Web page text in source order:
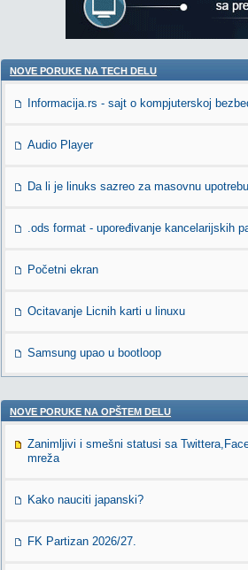
NOVE PORUKE NA TECH DELU
Informacija.rs - sajt o kompjuterskoj
Audio Player
Da li je linuks sazreo za masovnu
.ods format - upoređivanje kancelarijskih
Početni ekran
Ocitavanje Licnih karti u linuxu
Samsung upao u bootloop
NOVE PORUKE NA OPŠTEM DELU
Zanimljivi i smešni statusi sa
mreža
Kako nauciti japanski?
FK Partizan 2026/27.